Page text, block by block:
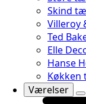
Skind
Villeroy
Ted
Elle
Hanse
Værelser